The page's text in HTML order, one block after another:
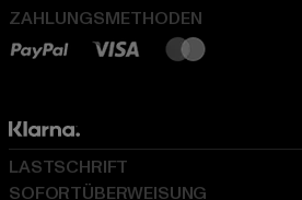
ZAHLUNGSMETHODEN
LASTSCHRIFT
SOFORTÜBERWEISUNG